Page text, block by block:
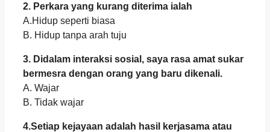
2. Perkara yang kurang diterima ialah
A.Hidup seperti biasa
B. Hidup tanpa arah tuju
3. Didalam interaksi sosial, saya rasa amat sukar
bermesra dengan orang yang baru dikenali.
A. Wajar
B. Tidak wajar
4.Setiap kejayaan adalah hasil kerjasama atau